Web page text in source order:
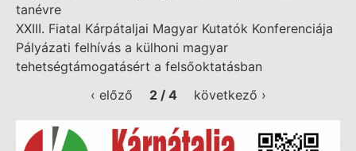
tanévre
XXIII. Fiatal Kárpátaljai Magyar Kutatók Konferenciája
Pályázati felhívás a külhoni magyar
tehetségtámogatásért a felsőoktatásban
‹ előző
2 / 4 következő ›